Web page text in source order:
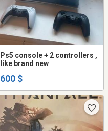
Ps5 console + 2 controllers ,
like brand new
600 $